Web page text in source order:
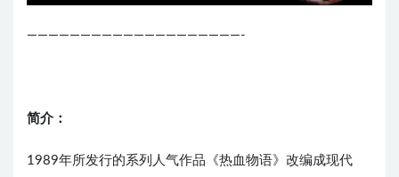
————————————————————-
简介：
1989年所发行的系列人气作品《热血物语》改编成现代